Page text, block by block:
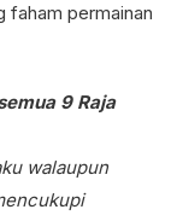
faham permainan
9 Raja
walaupun